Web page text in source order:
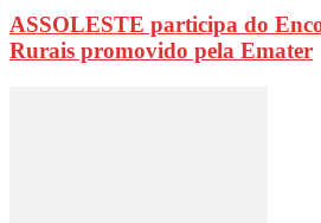
ASSOLESTE participa do
Rurais promovido pela Emater